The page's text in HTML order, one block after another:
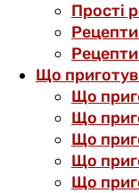
Прості
Рецепти
Що
Що
Що
Що
Що
Що